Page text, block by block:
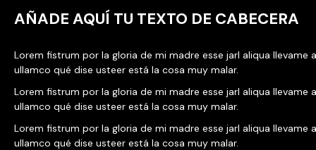
AÑADE AQUÍ TU TEXTO DE CABECERA
Lorem fistrum por la gloria de mi madre esse jarl aliqua llevame
ullamco qué dise usteer está la cosa muy malar.
Lorem fistrum por la gloria de mi madre esse jarl aliqua llevame
ullamco qué dise usteer está la cosa muy malar.
Lorem fistrum por la gloria de mi madre esse jarl aliqua llevame
ullamco qué dise usteer está la cosa muy malar.